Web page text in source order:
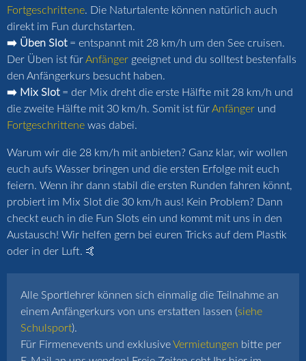
Fortgeschrittene. Die Naturtalente können natürlich auch
direkt im Fun durchstarten.
➡️ Üben Slot= entspannt mit 28 km/h um den See cruisen.
Der Üben ist fürAnfänger geeignet und du solltest bestenfalls
den Anfängerkurs besucht haben.
➡️ Mix Slot= der Mix dreht die erste Hälfte mit 28 km/h und
die zweite Hälfte mit 30 km/h. Somit ist fürAnfänger und
Fortgeschrittene was dabei.
Warum wir die 28 km/h mit anbieten? Ganz klar, wir wollen
euch aufs Wasser bringen und die ersten Erfolge mit euch
feiern. Wenn ihr dann stabil die ersten Runden fahren könnt,
probiert im Mix Slot die 30 km/h aus! Kein Problem? Dann
checkt euch in die Fun Slots ein und kommt mit uns in den
Austausch! Wir helfen gern bei euren Tricks auf dem Plastik
oder in der Luft. 🤙
Alle Sportlehrer können sich einmalig die Teilnahme an
einem Anfängerkurs von uns erstatten lassen (siehe
Schulsport).
Für Firmenevents und exklusiveVermietungen bitte per